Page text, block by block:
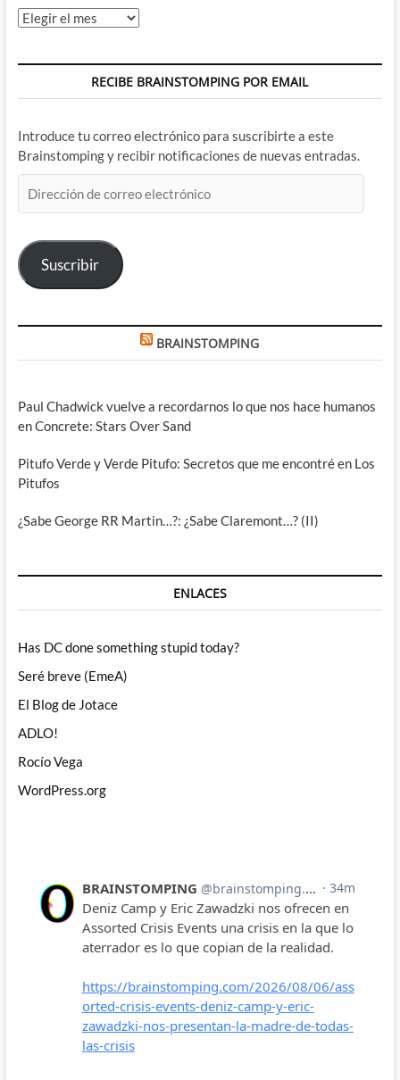
Archivos
RECIBE BRAINSTOMPING POR EMAIL
Introduce tu correo electrónico para suscribirte a este
Brainstomping y recibir notificaciones de nuevas entradas.
de
electrónico
Suscribir
BRAINSTOMPING
Paul Chadwick vuelve a recordarnos lo que nos hace humanos
en Concrete: Stars Over Sand
Pitufo Verde y Verde Pitufo: Secretos que me encontré en Los
Pitufos
¿Sabe George RR Martin…?: ¿Sabe Claremont…? (II)
ENLACES
Has DC done something stupid today?
Seré breve (EmeA)
El Blog de Jotace
ADLO!
Rocío Vega
WordPress.org